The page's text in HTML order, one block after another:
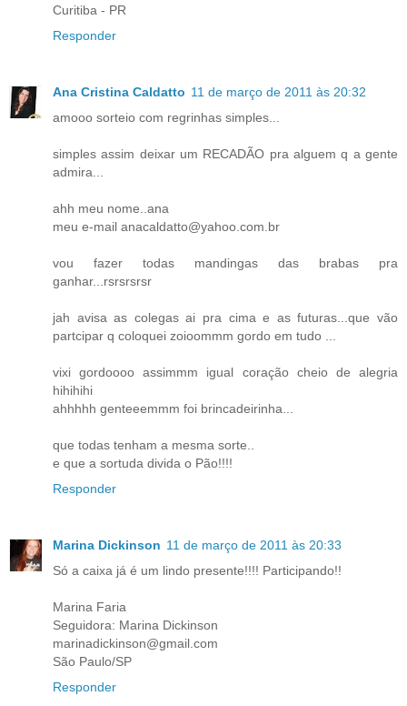
Curitiba - PR
Responder
Ana Cristina Caldatto 11 de março de 2011 às 20:32
amooo sorteio com regrinhas simples...
simples assim deixar um RECADÃO pra alguem q a gente
admira...
ahh meu nome..ana
meu e-mail anacaldatto@yahoo.com.br
vou fazer todas mandingas das brabas pra
ganhar...rsrsrsrsr
jah avisa as colegas ai pra cima e as futuras...que vão
partcipar q coloquei zoioommm gordo em tudo ...
vixi gordoooo assimmm igual coração cheio de alegria
hihihihi
ahhhhh genteeemmm foi brincadeirinha...
que todas tenham a mesma sorte..
e que a sortuda divida o Pão!!!!
Responder
Marina Dickinson 11 de março de 2011 às 20:33
Só a caixa já é um lindo presente!!!! Participando!!
Marina Faria
Seguidora: Marina Dickinson
marinadickinson@gmail.com
São Paulo/SP
Responder